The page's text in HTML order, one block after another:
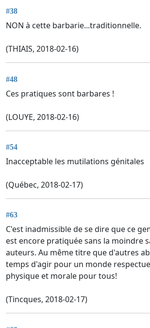
#38
NON à cette barbarie...traditionnelle.
(THIAIS, 2018-02-16)
#48
Ces pratiques sont barbares !
(LOUYE, 2018-02-16)
#54
Inacceptable les mutilations génitales
(Québec, 2018-02-17)
#63
C'est inadmissible de se dire que ce
est encore pratiquée sans la moindre
auteurs. Au même titre que d'autres
temps d'agir pour un monde
physique et morale pour tous!
(Tincques, 2018-02-17)